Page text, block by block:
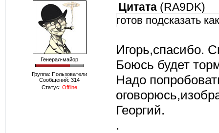
Генерал-майор
Группа: Пользователи
Сообщений: 314
Статус: Offline
Цитата (RA9DK)
готов подсказать
Игорь,спасибо.
Боюсь будет
Надо
Георгий.
.